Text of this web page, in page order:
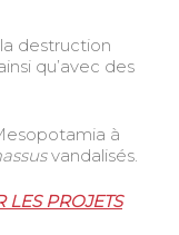
destruction
qu’avec des
à
vandalisés.
LES PROJETS